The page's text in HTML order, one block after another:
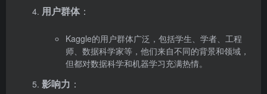
用户群体：
Kaggle的用户群体广泛，包括学生、学者、工程
师、数据科学家等，他们来自不同的背景和领域，
但都对数据科学和机器学习充满热情。
影响力 ：